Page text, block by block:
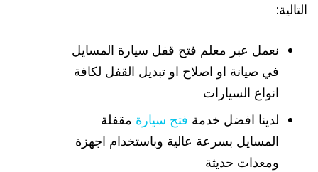
التالية:
نعمل عبر معلم فتح قفل سيارة المسايل
في صيانة او اصلاح او تبديل القفل لكافة
انواع السيارات
لدينا افضل خدمة فتح سيارة مقفلة
المسايل بسرعة عالية وباستخدام اجهزة
ومعدات حديثة